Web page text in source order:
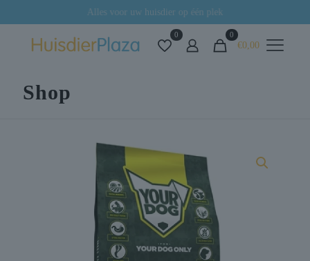
Alles voor uw huisdier op één plek
0 0
€0,00
Shop